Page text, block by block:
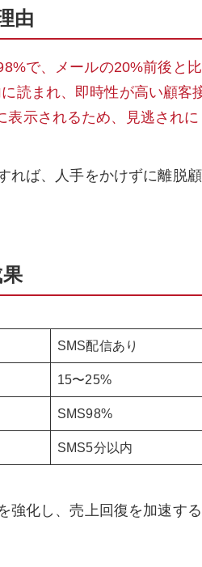
由
で、メールの20%前後と
読まれ、即時性が高い顧客
表示されるため、見逃され
れば、人手をかけずに離脱
SMS配信あり
15〜25%
SMS98%
SMS5分以内
化し、売上回復を加速する